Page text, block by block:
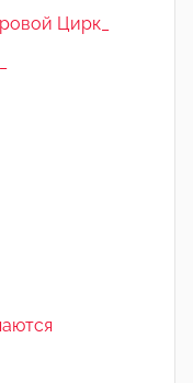
Цирк_